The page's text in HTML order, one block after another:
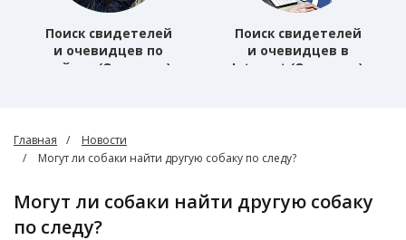
Поиск свидетелей
и очевидцев по
району (Основная)
Поиск свидетелей
и очевидцев в
Internet (Основная)
Главная
Новости
Могут ли собаки найти другую собаку по следу?
Могут ли собаки найти другую собаку
по следу?